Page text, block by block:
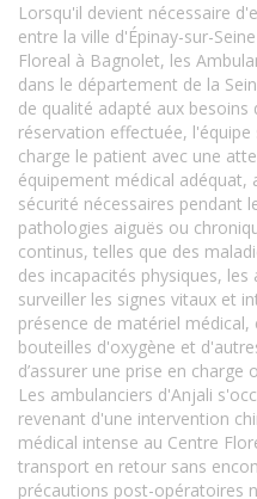
Lorsqu'il devient nécessaire
entre la ville d'Épinay-sur-
Floreal à Bagnolet, les
dans le département de la
de qualité adapté aux besoins
réservation effectuée,
charge le patient avec une
équipement médical
sécurité nécessaires pendant
pathologies aiguës ou
continus, telles que des
des incapacités physiques,
surveiller les signes vitaux et
présence de matériel
bouteilles d'oxygène et
d’assurer une prise en
Les ambulanciers d'Anjali
revenant d'une intervention
médical intense au Centre
transport en retour sans
précautions post-opératoires